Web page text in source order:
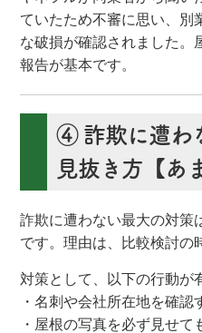
ていたため不審に思い、別
な破損が確認されました。
報告が基本です。
④ 詐欺に遭わ
見抜き方【あ
詐欺に遭わない最大の対策
です。理由は、比較検討の
対策として、以下の行動が
・名刺や会社所在地を確認
・屋根の写真を必ず見せて